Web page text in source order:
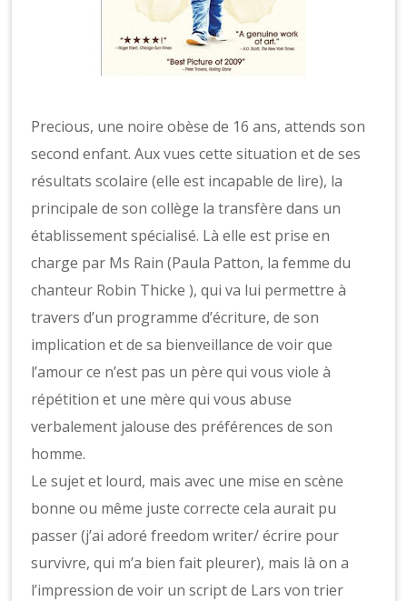
Precious, une noire obèse de 16 ans, attends son
second enfant. Aux vues cette situation et de ses
résultats scolaire (elle est incapable de lire), la
principale de son collège la transfère dans un
établissement spécialisé. Là elle est prise en
charge par Ms Rain (Paula Patton, la femme du
chanteur Robin Thicke ), qui va lui permettre à
travers d’un programme d’écriture, de son
implication et de sa bienveillance de voir que
l’amour ce n’est pas un père qui vous viole à
répétition et une mère qui vous abuse
verbalement jalouse des préférences de son
homme.
Le sujet et lourd, mais avec une mise en scène
bonne ou même juste correcte cela aurait pu
passer (j’ai adoré freedom writer/ écrire pour
survivre, qui m’a bien fait pleurer), mais là on a
l’impression de voir un script de Lars von trier